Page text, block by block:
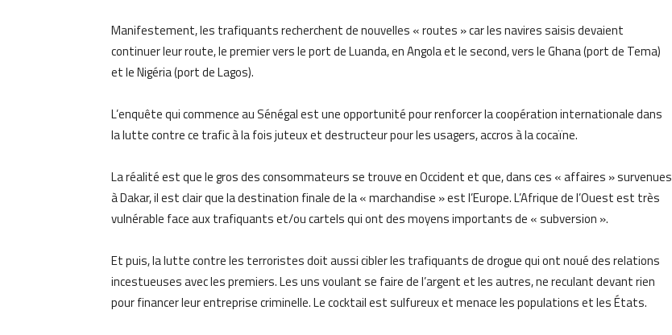
Manifestement, les trafiquants recherchent de nouvelles « routes » car les navires saisis devaient
continuer leur route, le premier vers le port de Luanda, en Angola et le second, vers le Ghana (port de Tema)
et le Nigéria (port de Lagos).
L’enquête qui commence au Sénégal est une opportunité pour renforcer la coopération internationale dans
la lutte contre ce trafic à la fois juteux et destructeur pour les usagers, accros à la cocaïne.
La réalité est que le gros des consommateurs se trouve en Occident et que, dans ces « affaires » survenues
à Dakar, il est clair que la destination finale de la « marchandise » est l’Europe. L’Afrique de l’Ouest est très
vulnérable face aux trafiquants et/ou cartels qui ont des moyens importants de « subversion ».
Et puis, la lutte contre les terroristes doit aussi cibler les trafiquants de drogue qui ont noué des relations
incestueuses avec les premiers. Les uns voulant se faire de l’argent et les autres, ne reculant devant rien
pour financer leur entreprise criminelle. Le cocktail est sulfureux et menace les populations et les États.